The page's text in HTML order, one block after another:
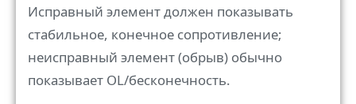
Исправный элемент должен показывать
стабильное, конечное сопротивление;
неисправный элемент (обрыв) обычно
показывает OL/бесконечность.